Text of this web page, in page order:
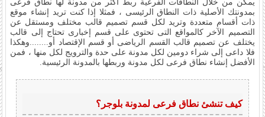
يمكن من خلال النطاقات الفرعية ربط أكثر من مدونة لها نطاق فرعى
بمدونتك الأصلية ذات النطاق الرئيسى ، فمثلا إذا كنت تريد إنشاء موقع
ذات أقسام متعددة وتريد لكل قسم تصميم قالب مختلف ومستقل عن
التصميم الآخر كالمواقع التى تحتوى على قسم إخبارى تحتاج إلى قالب
يختلف عن تصميم قالب القسم الرياضى أو قسم الإقتصاد أو........وهكذا
فلا داعى إلى شراء دومين لكل مدونة على حدة والترويج لكل منها ، فمن
الأفضل إنشاء نطاق فرعى لكل مدونة وربطها بالمدونة الرئيسية.
كيف تنشئ نطاق فرعى لمدونة بلوجر؟